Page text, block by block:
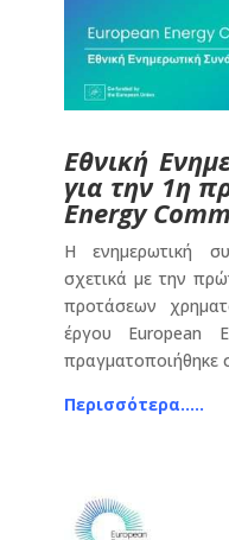
Εθνική
για την 1η
Energy
Η ενημερωτική
σχετικά με την
προτάσεων
έργου European
πραγματοποιήθηκε
Περισσότερα…..